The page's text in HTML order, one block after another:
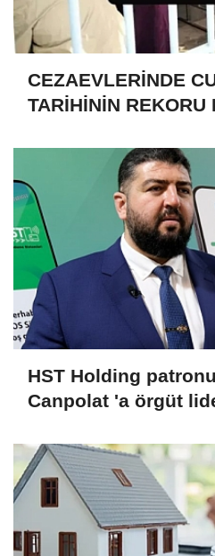
CEZAEVLERİNDE
TARİHİNİN REKORU
HST Holding
Canpolat 'a örgüt
malvarlığına el